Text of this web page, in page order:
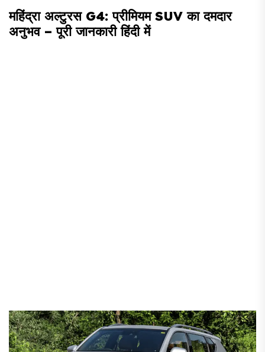
महिंद्रा अल्टुरस G4: प्रीमियम SUV का दमदार
अनुभव – पूरी जानकारी हिंदी में